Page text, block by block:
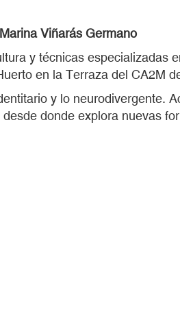
Viñarás Germano
y técnicas especializadas
en la Terraza del CA2M
y lo neurodivergente.
donde explora nuevas